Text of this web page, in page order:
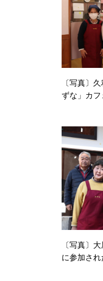
〔写真〕
ずな」カ
〔写真〕
に参加さ